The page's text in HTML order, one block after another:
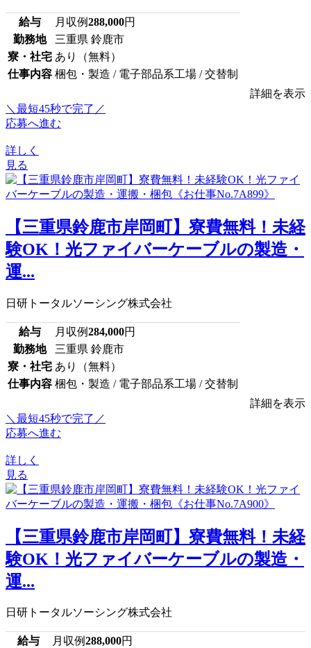
給与 月収例288,000円
勤務地
三重県 鈴鹿市
寮・社宅 あり（無料）
仕事内容 梱包・製造 / 電子部品系工場 / 交替制
詳細を表示
＼最短45秒で完了／
応募へ進む
詳しく
見る
【三重県鈴鹿市岸岡町】寮費無料！未経
験OK！光ファイバーケーブルの製造・
運...
日研トータルソーシング株式会社
給与 月収例284,000円
勤務地
三重県 鈴鹿市
寮・社宅 あり（無料）
仕事内容 梱包・製造 / 電子部品系工場 / 交替制
詳細を表示
＼最短45秒で完了／
応募へ進む
詳しく
見る
【三重県鈴鹿市岸岡町】寮費無料！未経
験OK！光ファイバーケーブルの製造・
運...
日研トータルソーシング株式会社
給与 月収例288,000円